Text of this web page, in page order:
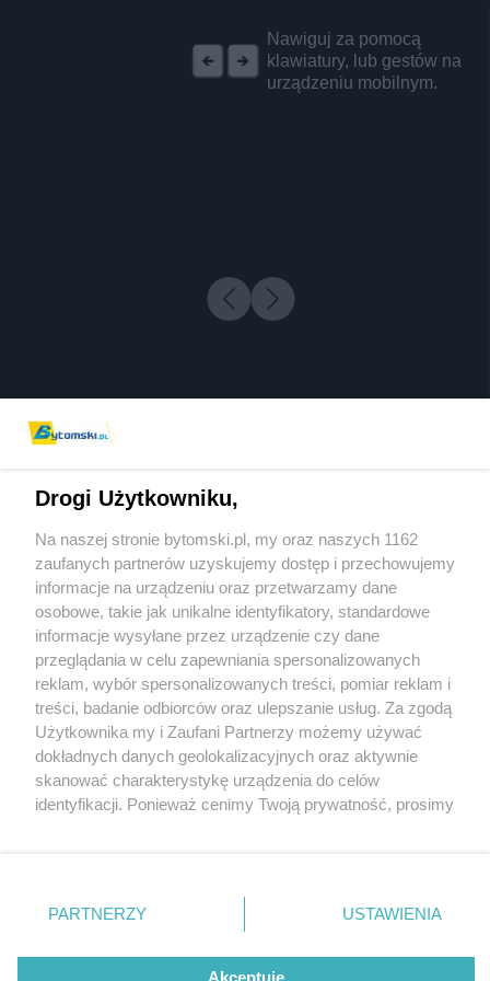
Nawiguj za pomocą
klawiatury, lub gestów na
urządzeniu mobilnym.
5 / 0
Wydawca mediów lokalnych
Nie zapomnij
zapoznać się z:
polityką prywatności regulamin korzystania z portali
Twojemiasto
Piekary Śląskie
Chorzów
Tarnowskie Góry
Gliwice
Skontakuj sięz nami
Kontakt
Wydawca
Pogoda
Drogi Użytkowniku,
Na naszej stronie bytomski.pl, my oraz naszych 1162
zaufanych partnerów uzyskujemy dostęp i przechowujemy
informacje na urządzeniu oraz przetwarzamy dane
osobowe, takie jak unikalne identyfikatory, standardowe
informacje wysyłane przez urządzenie czy dane
przeglądania w celu zapewniania spersonalizowanych
reklam, wybór spersonalizowanych treści, pomiar reklam i
treści, badanie odbiorców oraz ulepszanie usług. Za zgodą
Użytkownika my i Zaufani Partnerzy możemy używać
dokładnych danych geolokalizacyjnych oraz aktywnie
skanować charakterystykę urządzenia do celów
identyfikacji. Ponieważ cenimy Twoją prywatność, prosimy
prywatności znajdujący się w lewym dolnym rogu strony
. Niektóre rodzaje przetwarzania danych nie wymagają
zgody użytkownika, ale masz prawo sprzeciwić się
takiemu przetwarzaniu. Preferencje będą miały
PARTNERZY USTAWIENIA
Akceptuję